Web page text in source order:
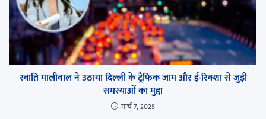
स्वाति मालीवाल ने उठाया दिल्ली के ट्रैफिक जाम और ई-रिक्शा से जुड़ी
समस्याओं का मुद्दा
मार्च 7, 2025